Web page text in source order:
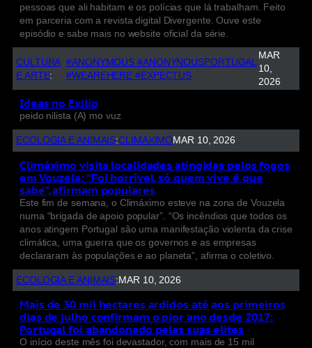
pessoas que ali habitam e os polícias que lá trabalham. Feito
em parceria com a revista digital Divergente. Ouve este
episódio e sabe mais no website oficial da série.
CULTURA
E ARTE:
#ANONYMOUS #ANONYNOUSPORTUGAL
#WEAREHERE #EXPECTUS
MAR
10,
2026
Ideas no Exilio
peido nilista (A) mo vuz
ECOLOGIA E ANIMAIS:CLIMAXIMOMAR 10, 2026
Climáximo visita localidades atingidas pelos fogos
em Vouzela: “Foi horrível, só quem vive é que
sabe”, afirmam populares
Este fim de semana, o Climáximo esteve na zona de Vouzela
numa “brigada de apoio popular”. “Os incêndios que todos os
anos atingem Portugal são uma manifestação violenta da crise
climática, uma guerra que os governos e as empresas
declararam às populações e ao planeta”, afirma o coletivo.
ECOLOGIA E ANIMAIS: MAR 10, 2026
Mais de 30 mil hectares ardidos até aos primeiros
dias de julho confirmam o pior ano desde 2017:
Portugal foi abandonado pelas suas elites
O início deste mês foi devastador, com mais de 15 mil